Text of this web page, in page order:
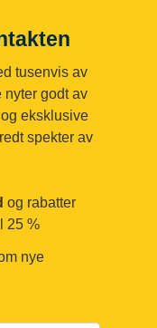
tusenvis av
nyter godt av
eksklusive
spekter av
og rabatter
25 %
nye